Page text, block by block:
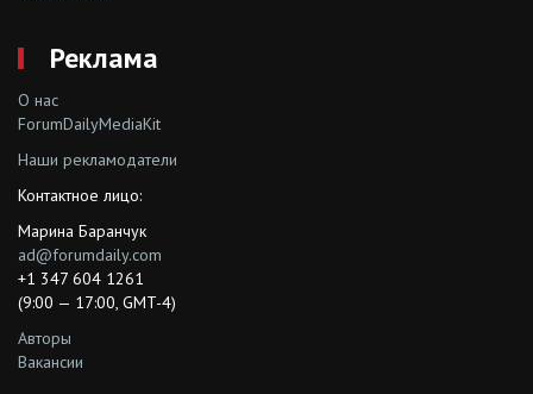
Реклама
О нас
ForumDailyMediaKit
Наши рекламодатели
Контактное лицо:
Марина Баранчук
ad@forumdaily.com
+1 347 604 1261
(9:00 — 17:00, GMT-4)
Авторы
Вакансии